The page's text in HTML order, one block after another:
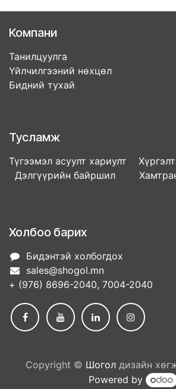
Компани
Танилцуулга
Үйлчилгээний нөхцөл
Бидний тухай
Тусламж
Түгээмэл асуулт хариулт
Дэлгүүрийн байршил
Холбоо барих
Бидэнтэй холбогдох
sales@shogol.mn
+ (976) 8696-2040, 7004-2040
Copyright © Шоголдизайн
Powered by